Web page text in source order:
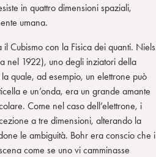
in quattro dimensioni spaziali,
umana.
Cubismo con la Fisica dei quanti. Niels
nel 1922), uno degli inziatori della
quale, ad esempio, un elettrone può
e un’onda, era un grande amante
Come nel caso dell’elettrone, i
a tre dimensioni, alterando la
le ambiguità. Bohr era conscio che i
come se uno vi camminasse